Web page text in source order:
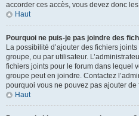
accorder ces accès, vous devez donc
Haut
Pourquoi ne puis-je pas joindre des
La possibilité d’ajouter des fichiers
groupe, ou par utilisateur.
fichiers joints pour le forum dans lequel
groupe peut en joindre. Contactez
pourquoi vous ne pouvez pas ajouter
Haut